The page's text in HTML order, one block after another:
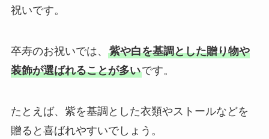
祝いです。
卒寿のお祝いでは、 紫や白を基調とした贈り物や
装飾が選ばれることが多いです。
たとえば、紫を基調とした衣類やストールなどを
贈ると喜ばれやすいでしょう。